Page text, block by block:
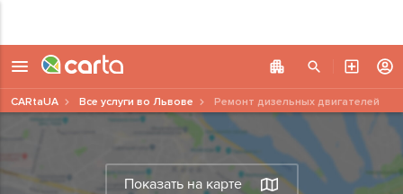
Показать на карте
CARtaUA Все услуги во Львове Ремонт дизельных двигателей